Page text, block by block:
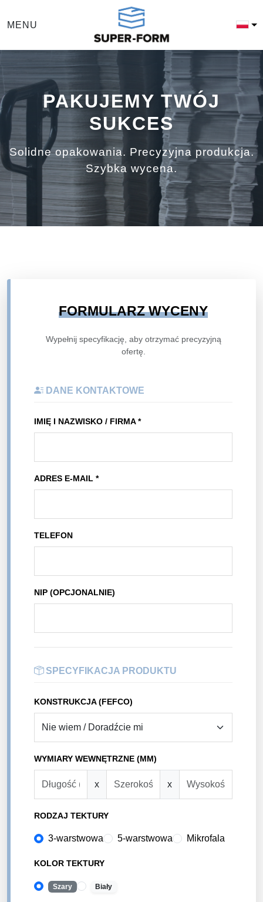
MENU
PAKUJEMY TWÓJ
SUKCES
Solidne opakowania. Precyzyjna produkcja.
Szybka wycena.
FORMULARZ WYCENY
Wypełnij specyfikację, aby otrzymać precyzyjną
ofertę.
DANE KONTAKTOWE
IMIĘ I NAZWISKO / FIRMA *
ADRES E-MAIL *
TELEFON
NIP (OPCJONALNIE)
SPECYFIKACJA PRODUKTU
KONSTRUKCJA (FEFCO)
WYMIARY WEWNĘTRZNE (MM)
x x
RODZAJ TEKTURY
3-warstwowa 5-warstwowa Mikrofala
KOLOR TEKTURY
Szary Biały